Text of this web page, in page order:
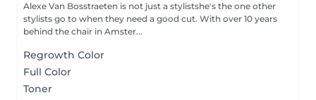
Alexe Van Bosstraeten is not just a stylistshe's the one other
stylists go to when they need a good cut. With over 10 years
behind the chair in Amster...
Regrowth Color
Full Color
Toner